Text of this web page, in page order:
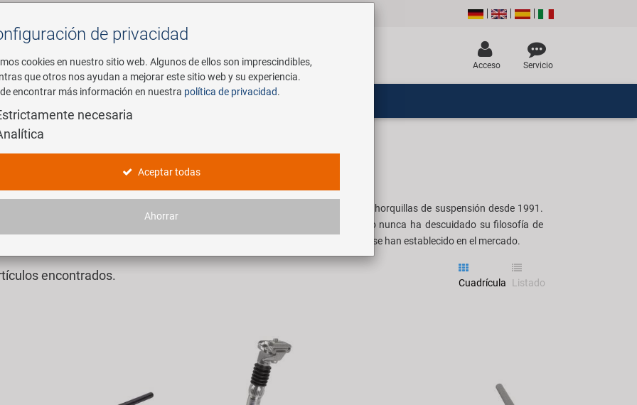
Buscar
Acceso Servicio
Servicio
los productos ZOOM de un vistazo
produciendo con éxito manillares de bicicleta, tijas de sillín, potencias Ahead y horquillas de suspensión desde 1991.
entonces, Zoom no ha dejado de desarrollarse a sí misma y a sus productos, pero nunca ha descuidado su filosofía de
innovación, calidad, práctica, aplicación, Win-Win. Por esta razón, los productos se han establecido en el mercado.
encontrados. Cuadrícula Listado
de privacidad
cookies en nuestro sitio web. Algunos de ellos son imprescindibles,
que otros nos ayudan a mejorar este sitio web y su experiencia.
encontrar más información en nuestra política de privacidad.
necesaria
Aceptar todas
Ahorrar